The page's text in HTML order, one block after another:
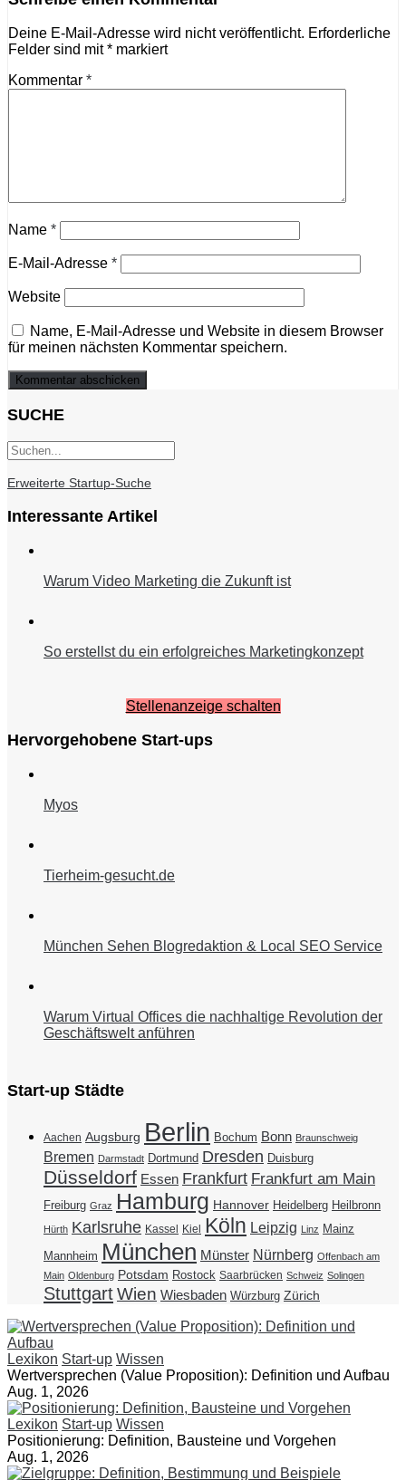
Deine E-Mail-Adresse wird nicht veröffentlicht. Erforderliche
Felder sind mit* markiert
Kommentar *
Name *
E-Mail-Adresse *
Website
Name, E-Mail-Adresse und Website in diesem Browser
für meinen nächsten Kommentar speichern.
SUCHE
Erweiterte Startup-Suche
Interessante Artikel
Warum Video Marketing die Zukunft ist
So erstellst du ein erfolgreiches Marketingkonzept
Stellenanzeige schalten
Hervorgehobene Start-ups
Myos
Tierheim-gesucht.de
München Sehen Blogredaktion & Local SEO Service
Warum Virtual Offices die nachhaltige Revolution der
Geschäftswelt anführen
Start-up Städte
Aachen Augsburg Berlin Bochum Bonn Braunschweig
Bremen Darmstadt Dortmund Dresden Duisburg
Düsseldorf Essen Frankfurt Frankfurt am Main
Freiburg Graz Hamburg Hannover Heidelberg Heilbronn
Hürth Karlsruhe Kassel Kiel Köln Leipzig Linz Mainz
Mannheim München Münster Nürnberg Offenbach am
Main Oldenburg Potsdam Rostock Saarbrücken Schweiz Solingen
StuttgartWien Wiesbaden Würzburg Zürich
Lexikon Start-up Wissen
Wertversprechen (Value Proposition): Definition und Aufbau
Aug. 1, 2026
Lexikon Start-up Wissen
Positionierung: Definition, Bausteine und Vorgehen
Aug. 1, 2026